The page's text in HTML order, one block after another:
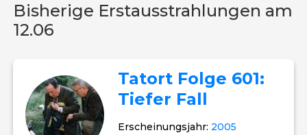
Bisherige Erstausstrahlungen am
12.06
Tatort Folge 601:
Tiefer Fall
Erscheinungsjahr: 2005